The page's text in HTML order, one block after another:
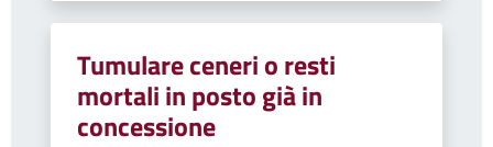
Tumulare ceneri o resti
mortali in posto già in
concessione